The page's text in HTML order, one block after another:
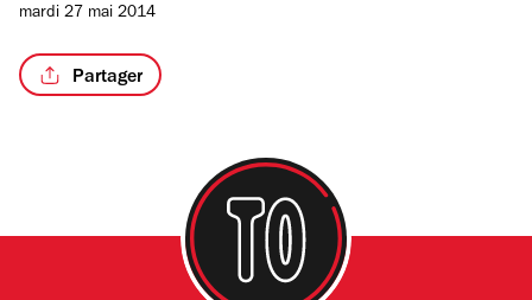
mardi 27 mai 2014
Partager